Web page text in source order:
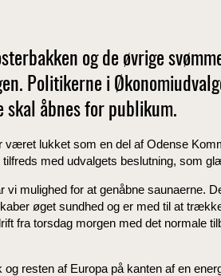
og de øvrige
Politikerne i
skal åbnes for publikum.
været lukket som en del af Odense
med udvalgets beslutning, som
mulighed for at genåbne saunaerne.
øget sundhed og er med til at
fra torsdag morgen med det normale
resten af Europa på kanten af en